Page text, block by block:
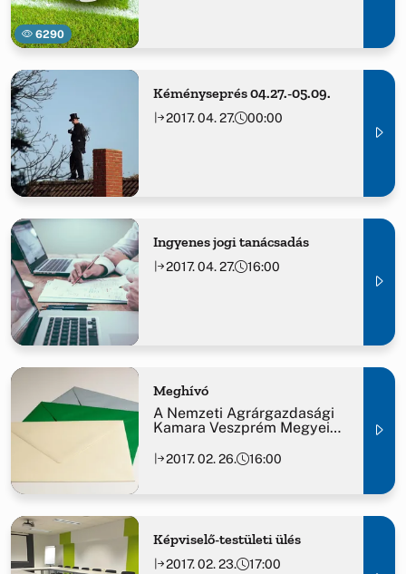
6290
Kéményseprés 04.27.-05.09.
2017. 04. 27. 00:00
Ingyenes jogi tanácsadás
2017. 04. 27. 16:00
Meghívó
A Nemzeti Agrárgazdasági
Kamara Veszprém Megyei
Címmel előadás sorozatot
2017. 02. 26. 16:00
Képviselő-testületi ülés
2017. 02. 23. 17:00